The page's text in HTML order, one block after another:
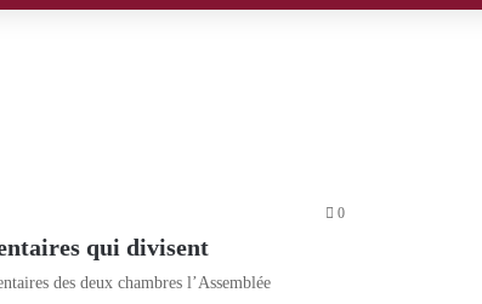
0
qui divisent
des deux chambres l’Assemblée